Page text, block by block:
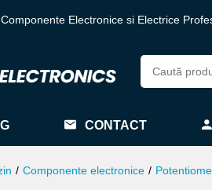
Electronice si Electrice
CONTACT
/ Componente electronice /